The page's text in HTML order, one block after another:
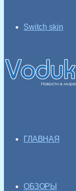
Switch skin
ГЛАВНАЯ
ОБЗОРЫ